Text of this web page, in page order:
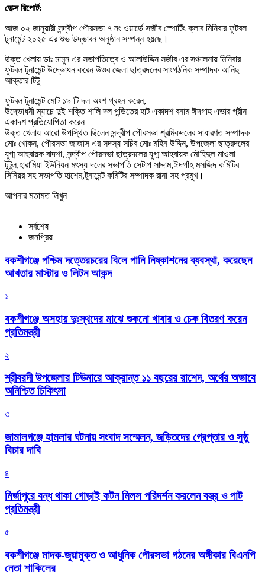
ডেক্স রিপোর্ট:
আজ ০২ জানুয়ারী সন্দ্বীপ পৌরসভা ৭ নং ওয়ার্ডে সজীব স্পোর্টিং ক্লাব মিনিবার ফুটবল
টুনামেন্ট ২০২৫ এর শুভ উদ্ভাবন অনুষ্ঠান সম্পন্ন হয়ছে।
উক্ত খেলায় ডাঃ মামুন এর সভাপতিত্বে ও আলাউদ্দিন সজীব এর সঞ্চালনায় মিনিবার
ফুটবল টুনামেন্ট উদ্ভোধন করেন উওর জেলা ছাত্রদলের সাংগঠনিক সম্পাদক আনিছ
আক্তার টিটু
ফুটবল টুনামেন্ট মোট ১৯ টি দল অংশ গ্রহন করেন,
উদ্ভোধনী ম্যাচে দুই শক্তি শালি দল পন্ডিতের হাট একাদশ বনাম ঈদগাহ এভার গ্রীন
একাদশ প্রতিযোগিতা করেন
উক্ত খেলায় আরো উপস্থিত ছিলেন সন্দ্বীপ পৌরসভা শ্রমিকদলের সাধারণত সম্পাদক
মোঃ খোকন, পৌরসভা জাজাস এর সদস্য সচিব মোঃ মহিন উদ্দিন, উপজেলা ছাত্রদলের
যুগ্ম আহবায়ক বাদশা, সন্দ্বীপ পৌরসভা ছাত্রদলের যুগ্ম আহবায়ক মৌহিদুল মাওলা
টুটুল,হারামিয়া ইউনিয়ন মৎস্য দলের সভাপতি সেটাপ সাদ্দাম,ঈদগাঁহ মসজিদ কমিটির
সিনিয়র সহ সভাপতি হাশেম,টুনামেন্ট কমিটির সম্পাদক রানা সহ প্রমুখ।
আপনার মতামত লিখুন
সর্বশেষ
জনপ্রিয়
বকশীগঞ্জে পশ্চিম দত্তেরচরের বিলে পানি নিষ্কাশনের ব্যবস্থা, করেছেন
আখতার মাস্টার ও লিটন আকন্দ
১
বকশীগঞ্জে অসহায় দুঃস্থদের মাঝে শুকনো খাবার ও চেক বিতরণ করেন
প্রতিমন্ত্রী
২
শ্রীবরদী উপজেলার টিউমারে আক্রান্ত ১১ বছরের রাশেদ, অর্থের অভাবে
অনিশ্চিত চিকিৎসা
৩
জামালগঞ্জে হামলার ঘটনায় সংবাদ সম্মেলন, জড়িতদের গ্রেপ্তার ও সুষ্ঠু
বিচার দাবি
৪
মির্জাপুরে বন্ধ থাকা গোড়াই কটন মিলস পরিদর্শন করলেন বস্ত্র ও পাট
প্রতিমন্ত্রী
৫
বকশীগঞ্জে মাদক-জুয়ামুক্ত ও আধুনিক পৌরসভা গঠনের অঙ্গীকার বিএনপি
নেতা শাকিলের